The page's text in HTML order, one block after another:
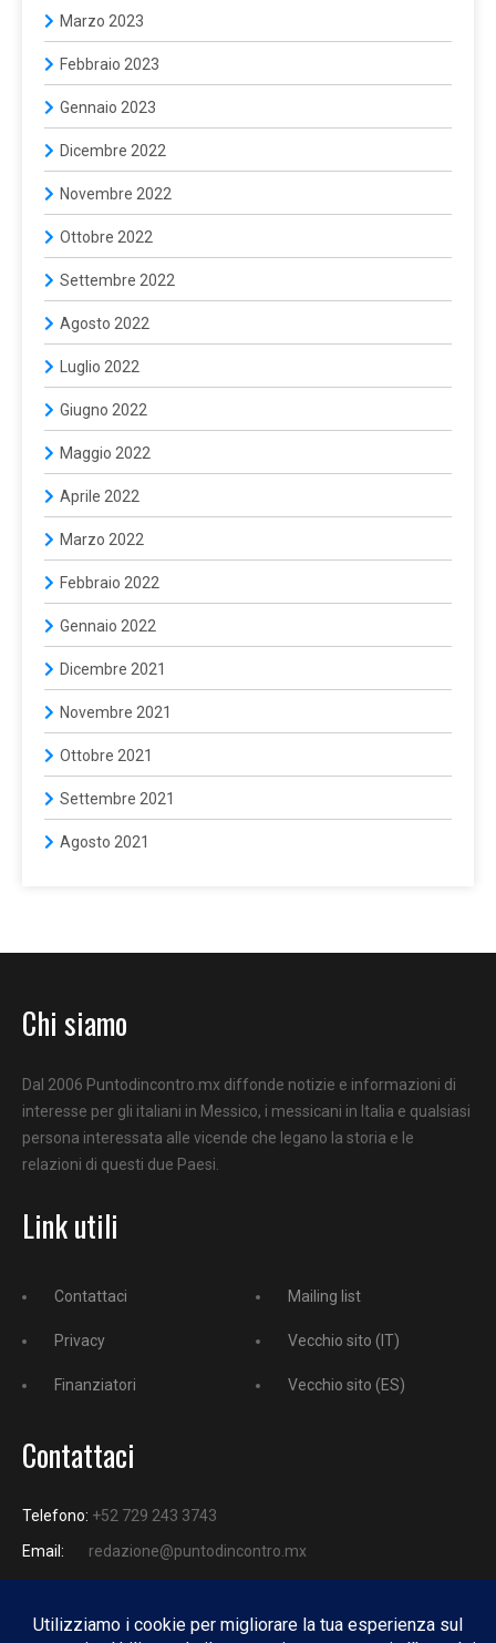
Marzo 2023
Febbraio 2023
Gennaio 2023
Dicembre 2022
Novembre 2022
Ottobre 2022
Settembre 2022
Agosto 2022
Luglio 2022
Giugno 2022
Maggio 2022
Aprile 2022
Marzo 2022
Febbraio 2022
Gennaio 2022
Dicembre 2021
Novembre 2021
Ottobre 2021
Settembre 2021
Agosto 2021
Chi siamo
Dal 2006 Puntodincontro.mx diffonde notizie e informazioni di
interesse per gli italiani in Messico, i messicani in Italia e qualsiasi
persona interessata alle vicende che legano la storia e le
relazioni di questi due Paesi.
Link utili
Contattaci
Privacy
Finanziatori
Mailing list
Vecchio sito (IT)
Vecchio sito (ES)
Contattaci
Telefono: +52 729 243 3743
Email:
redazione@puntodincontro.mx
PUNTODINCONTRO